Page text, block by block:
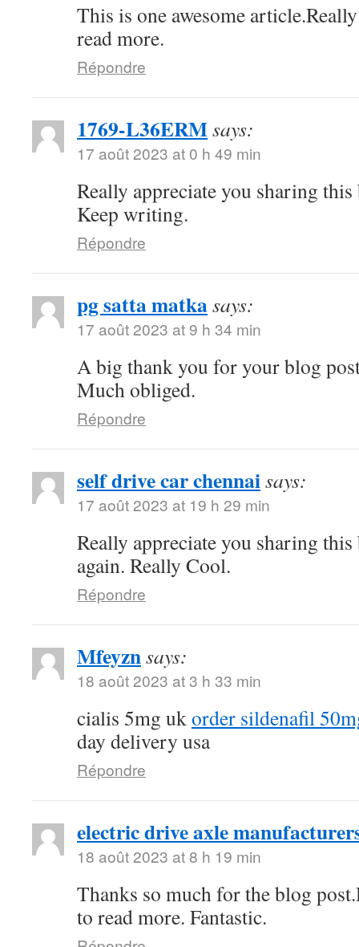
This is one awesome
read more.
Répondre
1769-L36ERMsays:
17 août 2023 at 0 h 49 min
Really appreciate you sharing
Keep writing.
Répondre
pg satta matkasays:
17 août 2023 at 9 h 34 min
A big thank you for your blog
Much obliged.
Répondre
self drive car chennaisays:
17 août 2023 at 19 h 29 min
Really appreciate you sharing
again. Really Cool.
Répondre
Mfeyznsays:
18 août 2023 at 3 h 33 min
cialis 5mg ukorder sildenafil
day delivery usa
Répondre
electric drive axle
18 août 2023 at 8 h 19 min
Thanks so much for the blog
to read more. Fantastic.